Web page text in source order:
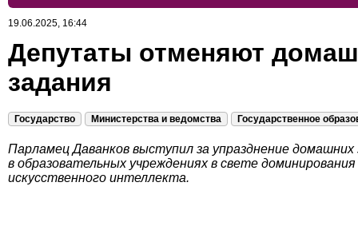
19.06.2025, 16:44
Депутаты отменяют
задания
Государство Министерства и ведомства Государственное
Парламец Даванков выступил за упразднение домашних
в образовательных учреждениях в свете доминирования
искусственного интеллекта.